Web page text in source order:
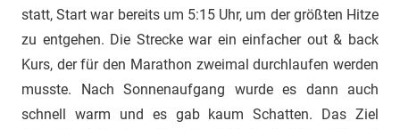
statt, Start war bereits um 5:15 Uhr, um der größten Hitze
zu entgehen. Die Strecke war ein einfacher out & back
Kurs, der für den Marathon zweimal durchlaufen werden
musste. Nach Sonnenaufgang wurde es dann auch
schnell warm und es gab kaum Schatten. Das Ziel